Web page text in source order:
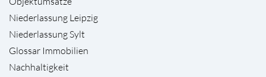
Niederlassung Leipzig
Niederlassung Sylt
Glossar Immobilien
Nachhaltigkeit